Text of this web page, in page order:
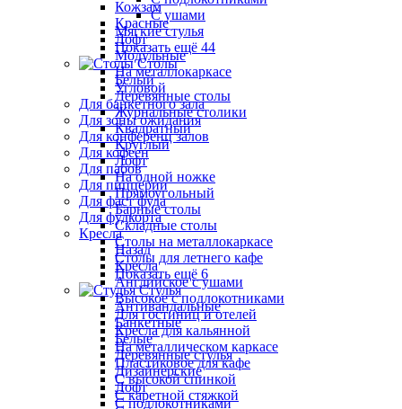
С ушами
Мягкие стулья
Показать ещё 44
Столы
Белый
Деревянные столы
Журнальные столики
Квадратный
Круглый
Лофт
На одной ножке
Прямоугольный
Барные столы
Складные столы
Столы на металлокаркасе
Столы для летнего кафе
Показать ещё 6
Стулья
Антивандальные
Банкетные
Белые
Деревянные стулья
Дизайнерские
Лофт
С подлокотниками
Кожзам
Красные
Лофт
Модульные
На металлокаркасе
Угловой
Для банкетного зала
Для зоны ожидания
Для конференц залов
Для кофеен
Для пабов
Для пиццерии
Для фаст фуда
Для фудкорта
Кресла
Назад
Кресла
Английское с ушами
Высокое с подлокотниками
Для гостиниц и отелей
Кресла для кальянной
На металлическом каркасе
Пластиковое для кафе
С высокой спинкой
С каретной стяжкой